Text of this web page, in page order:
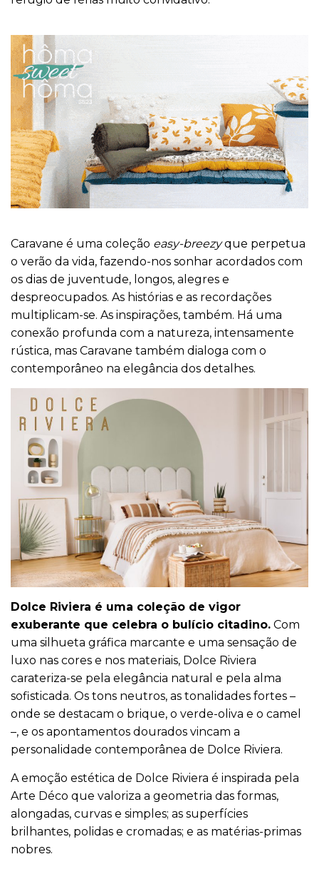
Caravane é uma coleção easy-breezyque perpetua
o verão da vida, fazendo-nos sonhar acordados com
os dias de juventude, longos, alegres e
despreocupados. As histórias e as recordações
multiplicam-se. As inspirações, também. Há uma
conexão profunda com a natureza, intensamente
rústica, mas Caravane também dialoga com o
contemporâneo na elegância dos detalhes.
Dolce Riviera é uma coleção de vigor
exuberante que celebra o bulício citadino. Com
uma silhueta gráfica marcante e uma sensação de
luxo nas cores e nos materiais, Dolce Riviera
carateriza-se pela elegância natural e pela alma
sofisticada. Os tons neutros, as tonalidades fortes –
onde se destacam o brique, o verde-oliva e o camel
–, e os apontamentos dourados vincam a
personalidade contemporânea de Dolce Riviera.
A emoção estética de Dolce Riviera é inspirada pela
Arte Déco que valoriza a geometria das formas,
alongadas, curvas e simples; as superfícies
brilhantes, polidas e cromadas; e as matérias-primas
nobres.